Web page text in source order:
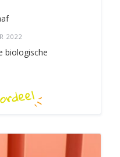
2022
biologische